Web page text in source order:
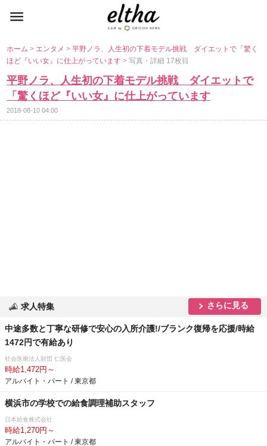
ホーム> エンタメ>平野ノラ、人生初の下着モデル挑戦 ダイエットで「驚く
ほど『いい女』に仕上がっています> 写真・詳細 17枚目
平野ノラ、人生初の下着モデル挑戦 ダイエットで
「驚くほど『いい女』に仕上がっています
2018-08-10 04:00
求人特集 さらに見る
中途多数と丁寧な研修で安心の入所介護!/ブランク復帰を応援/時給
1472円で有給あり
社会医療法人財団 仁医会
時給1,472円～
アルバイト・パート / 東京都
横浜市の学校での給食調理補助スタッフ
日本給食株式会社
時給1,270円～
アルバイト・パート / 東京都